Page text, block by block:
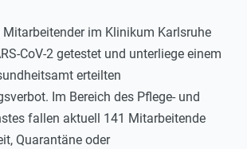
Mitarbeitender im Klinikum Karlsruhe
CoV-2 getestet und unterliege einem
erteilten
Im Bereich des Pflege- und
fallen aktuell 141 Mitarbeitende
Quarantäne oder